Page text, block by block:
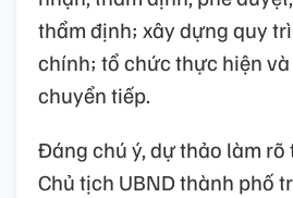
thẩm định; xây dựng quy
chính; tổ chức thực hiện
chuyển tiếp.
Đáng chú ý, dự thảo làm rõ
Chủ tịch UBND thành phố